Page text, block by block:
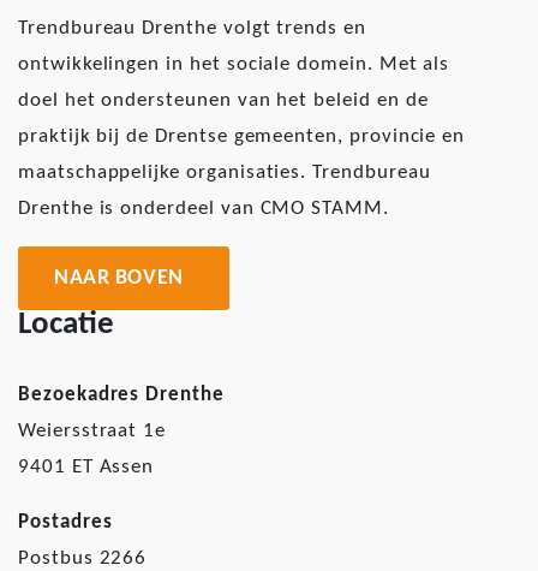
Trendbureau Drenthe volgt trends en
ontwikkelingen in het sociale domein. Met als
doel het ondersteunen van het beleid en de
praktijk bij de Drentse gemeenten, provincie en
maatschappelijke organisaties. Trendbureau
Drenthe is onderdeel van CMO STAMM.
NAAR BOVEN
Locatie
Bezoekadres Drenthe
Weiersstraat 1e
9401 ET Assen
Postadres
Postbus 2266